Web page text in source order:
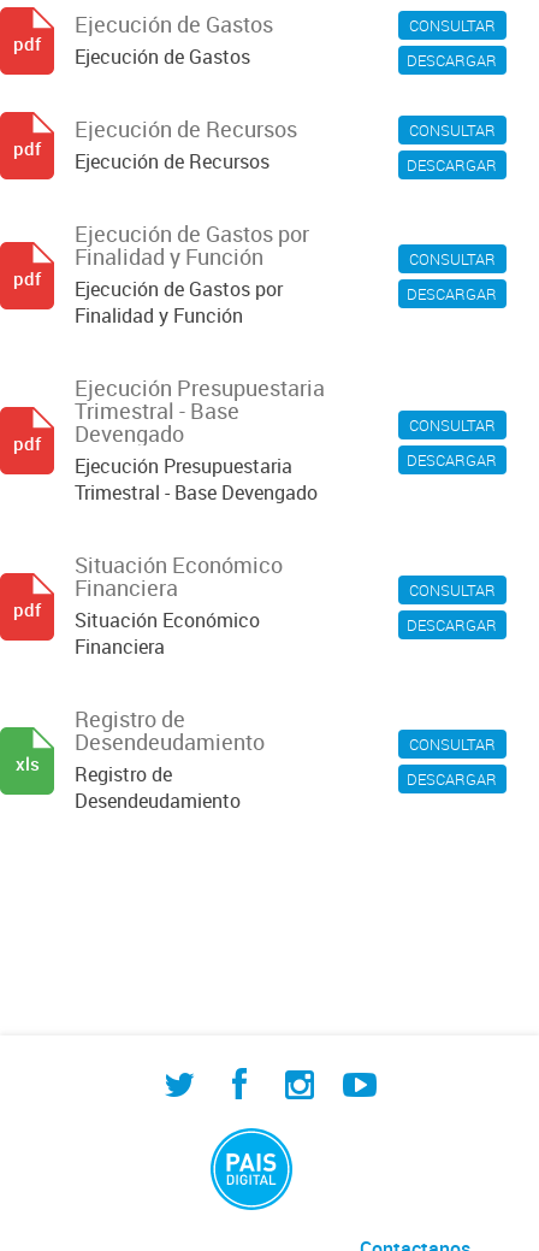
CONSULTAR
DESCARGAR
Ejecución de Gastos
Ejecución de Gastos
pdf
CONSULTAR
DESCARGAR
Ejecución de Recursos
Ejecución de Recursos
pdf
CONSULTAR
DESCARGAR
Ejecución de Gastos por
Finalidad y Función
Ejecución de Gastos por
Finalidad y Función
pdf
CONSULTAR
DESCARGAR
Ejecución Presupuestaria
Trimestral - Base
Devengado
Ejecución Presupuestaria
Trimestral - Base Devengado
pdf
CONSULTAR
DESCARGAR
Situación Económico
Financiera
Situación Económico
Financiera
pdf
CONSULTAR
DESCARGAR
Registro de
Desendeudamiento
Registro de
Desendeudamiento
xls